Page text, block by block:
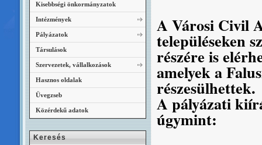
A Városi Civil
településeken
részére is
amelyek a
részesülhettek.
A pályázati
úgymint:
Kisebbségi önkormányzatok
Intézmények
Pályázatok
Társulások
Szervezetek, vállalkozások
Hasznos oldalak
Üvegzseb
Közérdekű adatok
Keresés